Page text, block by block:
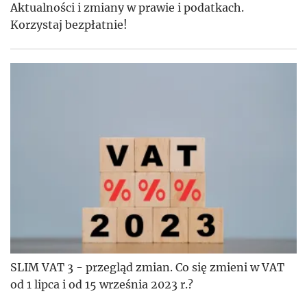
Aktualności i zmiany w prawie i podatkach.
Korzystaj bezpłatnie!
SLIM VAT 3 - przegląd zmian. Co się zmieni w VAT
od 1 lipca i od 15 września 2023 r.?